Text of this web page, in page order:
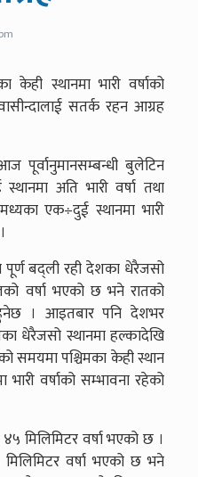
केही स्थानमा भारी वर्षाको
सतर्क रहन आग्रह
पूर्वानुमानसम्बन्धी बुलेटिन
अति भारी वर्षा तथा
एक÷दुई स्थानमा भारी
बद्ली रही देशका धेरैजसो
वर्षा भएको छ भने रातको
। आइतबार पनि देशभर
धेरैजसो स्थानमा हल्कादेखि
समयमा पश्चिमका केही स्थान
वर्षाको सम्भावना रहेको
मिलिमिटर वर्षा भएको छ ।
वर्षा भएको छ भने